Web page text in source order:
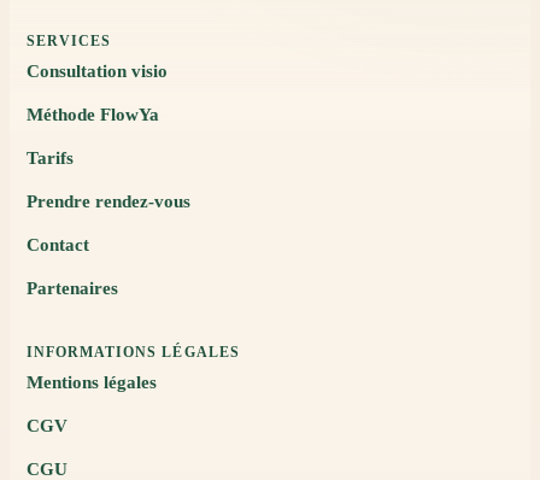
SERVICES
Consultation visio
Méthode FlowYa
Tarifs
Prendre rendez-vous
Contact
Partenaires
INFORMATIONS LÉGALES
Mentions légales
CGV
CGU